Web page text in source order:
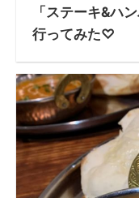
「ステーキ&ハ
行ってみた♡